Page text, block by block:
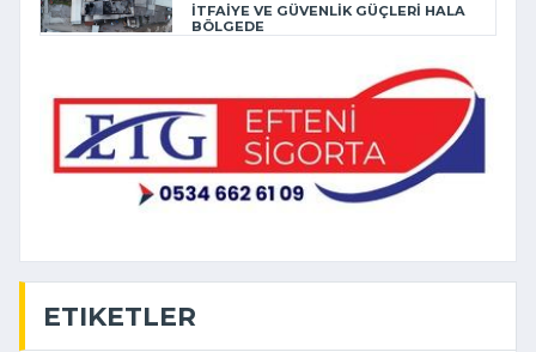
İTFAİYE VE GÜVENLİK GÜÇLERİ HALA
BÖLGEDE
ETIKETLER